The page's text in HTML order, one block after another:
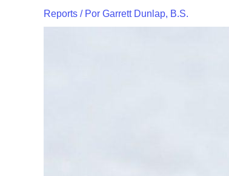
Reports / Por Garrett Dunlap, B.S.